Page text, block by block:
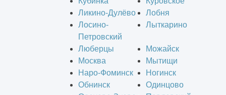
Ликино-Дулёво
Лобня
Лосино-
Петровский
Лыткарино
Люберцы
Можайск
Москва
Мытищи
Наро-Фоминск
Ногинск
Обнинск
Одинцово